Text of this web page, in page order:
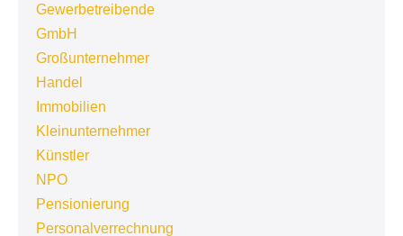
Gewerbetreibende
GmbH
Großunternehmer
Handel
Immobilien
Kleinunternehmer
Künstler
NPO
Pensionierung
Personalverrechnung